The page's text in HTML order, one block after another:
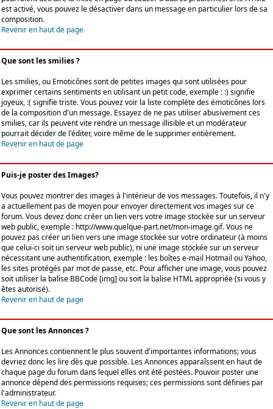
est activé, vous pouvez le désactiver dans un message en particulier lors de sa
composition.
Revenir en haut de page
Que sont les smilies ?
Les smilies, ou Emoticônes sont de petites images qui sont utilisées pour
exprimer certains sentiments en utilisant un petit code, exemple : :) signifie
joyeux, :( signifie triste. Vous pouvez voir la liste complète des émoticônes lors
de la composition d'un message. Essayez de ne pas utiliser abusivement ces
smilies, car ils peuvent vite rendre un message illisible et un modérateur
pourrait décider de l'éditer, voire même de le supprimer entièrement.
Revenir en haut de page
Puis-je poster des Images?
Vous pouvez montrer des images à l'intérieur de vos messages. Toutefois, il n'y
a actuellement pas de moyen pour envoyer directement vos images sur ce
forum. Vous devez donc créer un lien vers votre image stockée sur un serveur
web public, exemple : http://www.quelque-part.net/mon-image.gif. Vous ne
pouvez pas créer un lien vers une image stockée sur votre ordinateur (à moins
que celui-ci soit un serveur web public), ni une image stockée sur un serveur
nécessitant une authentification, exemple : les boîtes e-mail Hotmail ou Yahoo,
les sites protégés par mot de passe, etc. Pour afficher une image, vous pouvez
soit utiliser la balise BBCode [img] ou soit la balise HTML appropriée (si vous y
êtes autorisé).
Revenir en haut de page
Que sont les Annonces ?
Les Annonces contiennent le plus souvent d'importantes informations; vous
devriez donc les lire dès que possible. Les Annonces apparaîssent en haut de
chaque page du forum dans lequel elles ont été postées. Pouvoir poster une
annonce dépend des permissions requises; ces permissions sont définies par
l'administrateur.
Revenir en haut de page